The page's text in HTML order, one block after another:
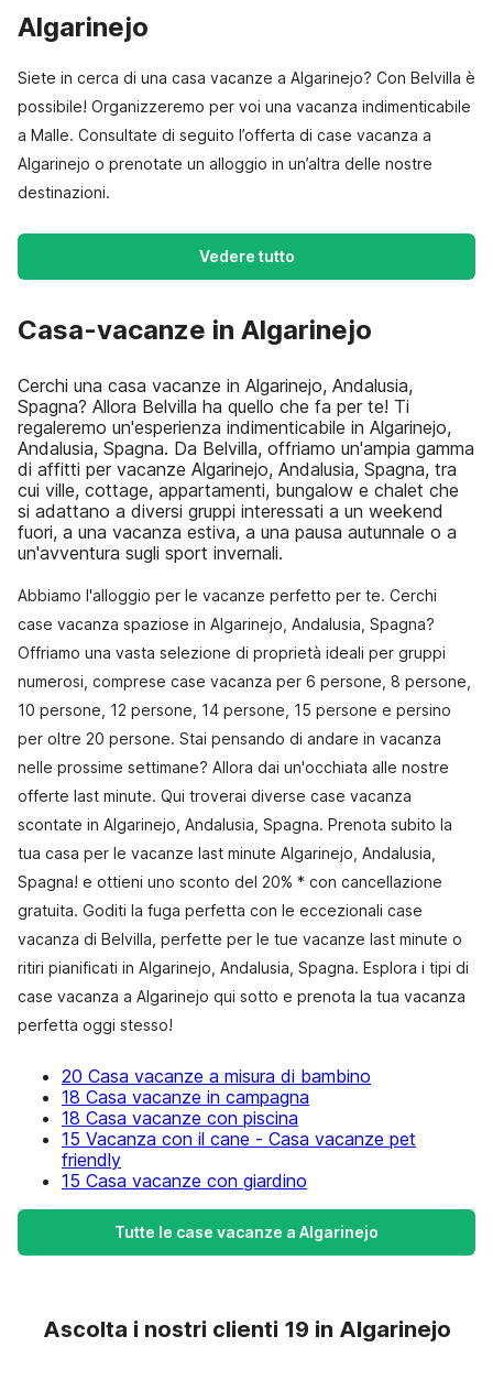
Algarinejo
Siete in cerca di una casa vacanze a Algarinejo? Con Belvilla è
possibile! Organizzeremo per voi una vacanza indimenticabile
a Malle. Consultate di seguito l’offerta di case vacanza a
Algarinejo o prenotate un alloggio in un’altra delle nostre
destinazioni.
Vedere tutto
Casa-vacanze in Algarinejo
Cerchi una casa vacanze in Algarinejo, Andalusia,
Spagna? Allora Belvilla ha quello che fa per te! Ti
regaleremo un'esperienza indimenticabile in Algarinejo,
Andalusia, Spagna. Da Belvilla, offriamo un'ampia gamma
di affitti per vacanze Algarinejo, Andalusia, Spagna, tra
cui ville, cottage, appartamenti, bungalow e chalet che
si adattano a diversi gruppi interessati a un weekend
fuori, a una vacanza estiva, a una pausa autunnale o a
un'avventura sugli sport invernali.
Abbiamo l'alloggio per le vacanze perfetto per te. Cerchi
case vacanza spaziose in Algarinejo, Andalusia, Spagna?
Offriamo una vasta selezione di proprietà ideali per gruppi
numerosi, comprese case vacanza per 6 persone, 8 persone,
10 persone, 12 persone, 14 persone, 15 persone e persino
per oltre 20 persone. Stai pensando di andare in vacanza
nelle prossime settimane? Allora dai un'occhiata alle nostre
offerte last minute. Qui troverai diverse case vacanza
scontate in Algarinejo, Andalusia, Spagna. Prenota subito la
tua casa per le vacanze last minute Algarinejo, Andalusia,
Spagna! e ottieni uno sconto del 20% * con cancellazione
gratuita. Goditi la fuga perfetta con le eccezionali case
vacanza di Belvilla, perfette per le tue vacanze last minute o
ritiri pianificati in Algarinejo, Andalusia, Spagna. Esplora i tipi di
case vacanza a Algarinejo qui sotto e prenota la tua vacanza
perfetta oggi stesso!
20 Casa vacanze a misura di bambino
18 Casa vacanze in campagna
18 Casa vacanze con piscina
15 Vacanza con il cane - Casa vacanze pet
friendly
15 Casa vacanze con giardino
Tutte le case vacanze a Algarinejo
Ascolta i nostri clienti 19 in Algarinejo